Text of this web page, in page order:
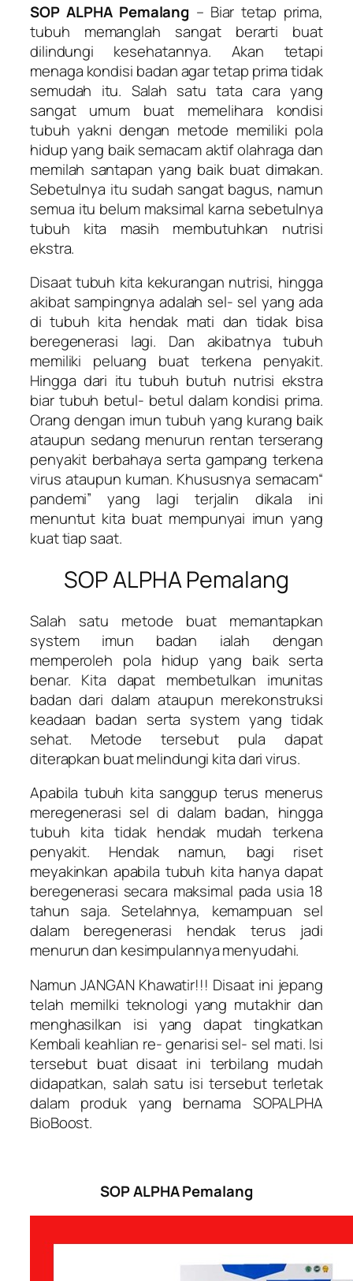
SOP ALPHA Pemalang – Biar tetap prima,
tubuh memanglah sangat berarti buat
dilindungi kesehatannya. Akan tetapi
menaga kondisi badan agar tetap prima tidak
semudah itu. Salah satu tata cara yang
sangat umum buat memelihara kondisi
tubuh yakni dengan metode memiliki pola
hidup yang baik semacam aktif olahraga dan
memilah santapan yang baik buat dimakan.
Sebetulnya itu sudah sangat bagus, namun
semua itu belum maksimal karna sebetulnya
tubuh kita masih membutuhkan nutrisi
ekstra.
Disaat tubuh kita kekurangan nutrisi, hingga
akibat sampingnya adalah sel- sel yang ada
di tubuh kita hendak mati dan tidak bisa
beregenerasi lagi. Dan akibatnya tubuh
memiliki peluang buat terkena penyakit.
Hingga dari itu tubuh butuh nutrisi ekstra
biar tubuh betul- betul dalam kondisi prima.
Orang dengan imun tubuh yang kurang baik
ataupun sedang menurun rentan terserang
penyakit berbahaya serta gampang terkena
virus ataupun kuman. Khususnya semacam“
pandemi” yang lagi terjalin dikala ini
menuntut kita buat mempunyai imun yang
kuat tiap saat.
SOP ALPHA Pemalang
Salah satu metode buat memantapkan
system imun badan ialah dengan
memperoleh pola hidup yang baik serta
benar. Kita dapat membetulkan imunitas
badan dari dalam ataupun merekonstruksi
keadaan badan serta system yang tidak
sehat. Metode tersebut pula dapat
diterapkan buat melindungi kita dari virus.
Apabila tubuh kita sanggup terus menerus
meregenerasi sel di dalam badan, hingga
tubuh kita tidak hendak mudah terkena
penyakit. Hendak namun, bagi riset
meyakinkan apabila tubuh kita hanya dapat
beregenerasi secara maksimal pada usia 18
tahun saja. Setelahnya, kemampuan sel
dalam beregenerasi hendak terus jadi
menurun dan kesimpulannya menyudahi.
Namun JANGAN Khawatir!!! Disaat ini jepang
telah memilki teknologi yang mutakhir dan
menghasilkan isi yang dapat tingkatkan
Kembali keahlian re- genarisi sel- sel mati. Isi
tersebut buat disaat ini terbilang mudah
didapatkan, salah satu isi tersebut terletak
dalam produk yang bernama SOPALPHA
BioBoost.
SOP ALPHA Pemalang